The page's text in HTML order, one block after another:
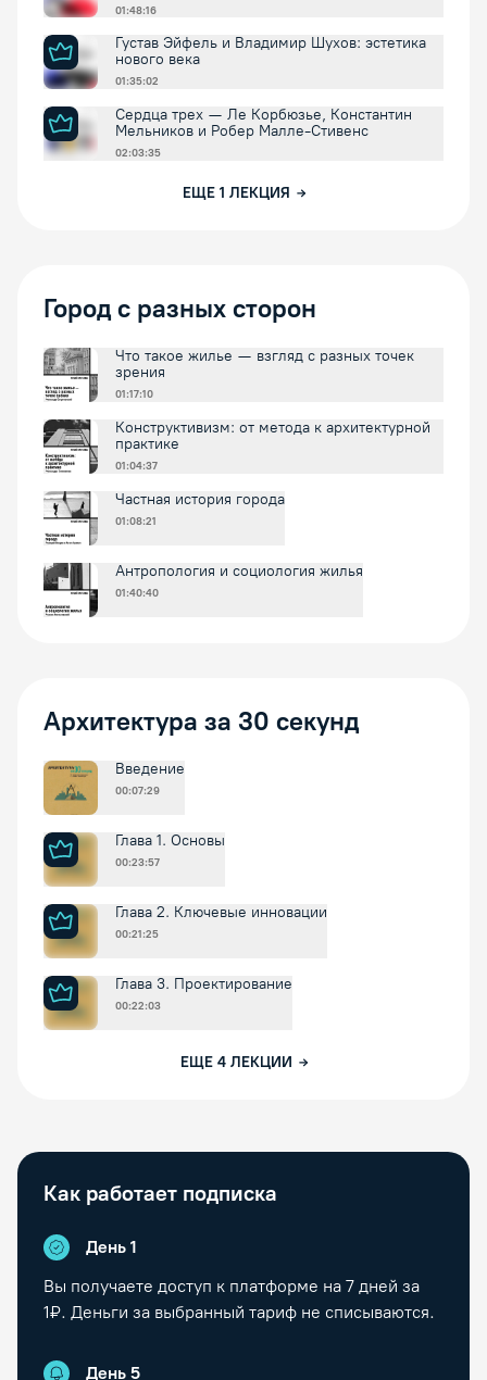
01:48:16
Густав Эйфель и Владимир Шухов: эстетика
нового века
01:35:02
Сердца трех — Ле Корбюзье, Константин
Мельников и Робер Малле-Стивенс
02:03:35
ЕЩЕ 1 ЛЕКЦИЯ
Город с разных сторон
Что такое жилье — взгляд с разных точек
зрения
01:17:10
Конструктивизм: от метода к архитектурной
практике
01:04:37
Частная история города
01:08:21
Антропология и социология жилья
01:40:40
Архитектура за 30 секунд
Введение
00:07:29
Глава 1. Основы
00:23:57
Глава 2. Ключевые инновации
00:21:25
Глава 3. Проектирование
00:22:03
ЕЩЕ 4 ЛЕКЦИИ
Как работает подписка
День 1
Вы получаете доступ к платформе на 7 дней за
1₽. Деньги за выбранный тариф не списываются.
День 5